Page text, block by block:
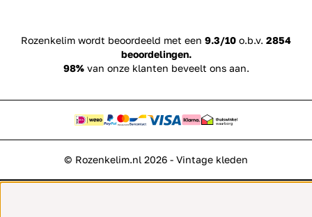
Rozenkelim wordt beoordeeld met een 9.3/10 o.b.v. 2854
beoordelingen.
98%van onze klanten beveelt ons aan.
© Rozenkelim.nl 2026 - Vintage kleden